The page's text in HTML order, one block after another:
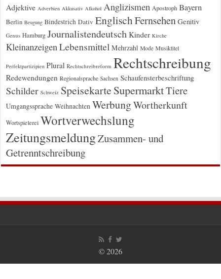
Adjektive Adverbien Akkusativ Alkohol Anglizismen Apostroph Bayern
Berlin Beugung Bindestrich Dativ EnglischFernsehen Genitiv
Genus Hamburg Journalistendeutsch Kinder Kirche
KleinanzeigenLebensmittel Mehrzahl Mode Musiktitel
Perfektpartizipien Plural Rechtschreibreform Rechtschreibung
Redewendungen Regionalsprache Sachsen Schaufensterbeschriftung
Schilder Schweiz Speisekarte SupermarktTiere
Umgangssprache Weihnachten WerbungWortherkunft
Wortspielerei Wortverwechslung
ZeitungsmeldungZusammen- und
Getrenntschreibung
© 2026